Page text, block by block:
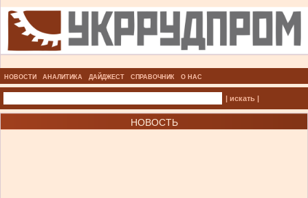
НОВОСТИ АНАЛИТИКА ДАЙДЖЕСТ СПРАВОЧНИК О НАС
| искать |
НОВОСТЬ